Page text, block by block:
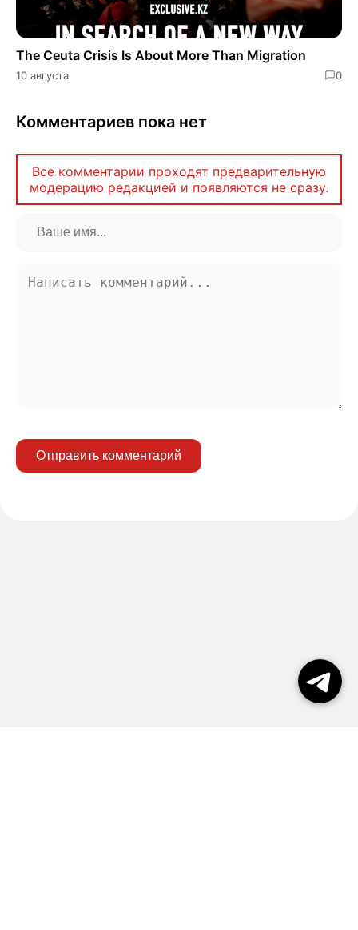
The Ceuta Crisis Is About More Than Migration
10 августа 0
Комментариев пока нет
Все комментарии проходят предварительную
модерацию редакцией и появляются не сразу.
Отправить комментарий